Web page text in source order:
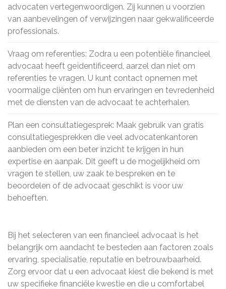
advocaten vertegenwoordigen. Zij kunnen u voorzien
van aanbevelingen of verwijzingen naar gekwalificeerde
professionals.
Vraag om referenties: Zodra u een potentiële financieel
advocaat heeft geïdentificeerd, aarzel dan niet om
referenties te vragen. U kunt contact opnemen met
voormalige cliënten om hun ervaringen en tevredenheid
met de diensten van de advocaat te achterhalen.
Plan een consultatiegesprek: Maak gebruik van gratis
consultatiegesprekken die veel advocatenkantoren
aanbieden om een beter inzicht te krijgen in hun
expertise en aanpak. Dit geeft u de mogelijkheid om
vragen te stellen, uw zaak te bespreken en te
beoordelen of de advocaat geschikt is voor uw
behoeften.
Bij het selecteren van een financieel advocaat is het
belangrijk om aandacht te besteden aan factoren zoals
ervaring, specialisatie, reputatie en betrouwbaarheid.
Zorg ervoor dat u een advocaat kiest die bekend is met
uw specifieke financiële kwestie en die u comfortabel